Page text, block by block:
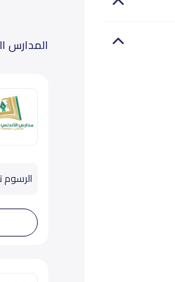
المدارس
الرسوم